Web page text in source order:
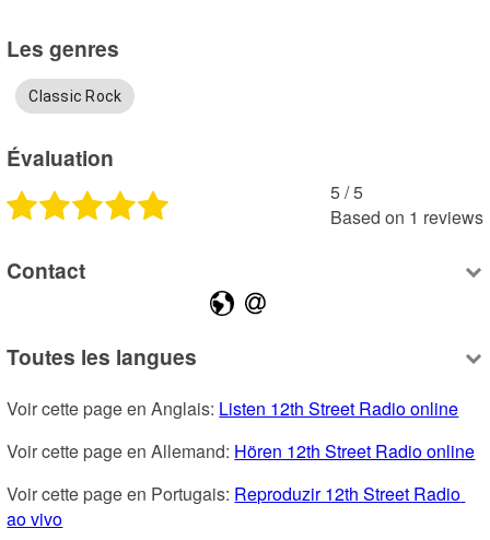
Les genres
Classic Rock
Évaluation
5 /5
Based on 1 reviews
Contact
Toutes les langues
Voir cette page en Anglais: Listen 12th Street Radio online
Voir cette page en Allemand: Hören 12th Street Radio online
Voir cette page en Portugais: Reproduzir 12th Street Radio
ao vivo